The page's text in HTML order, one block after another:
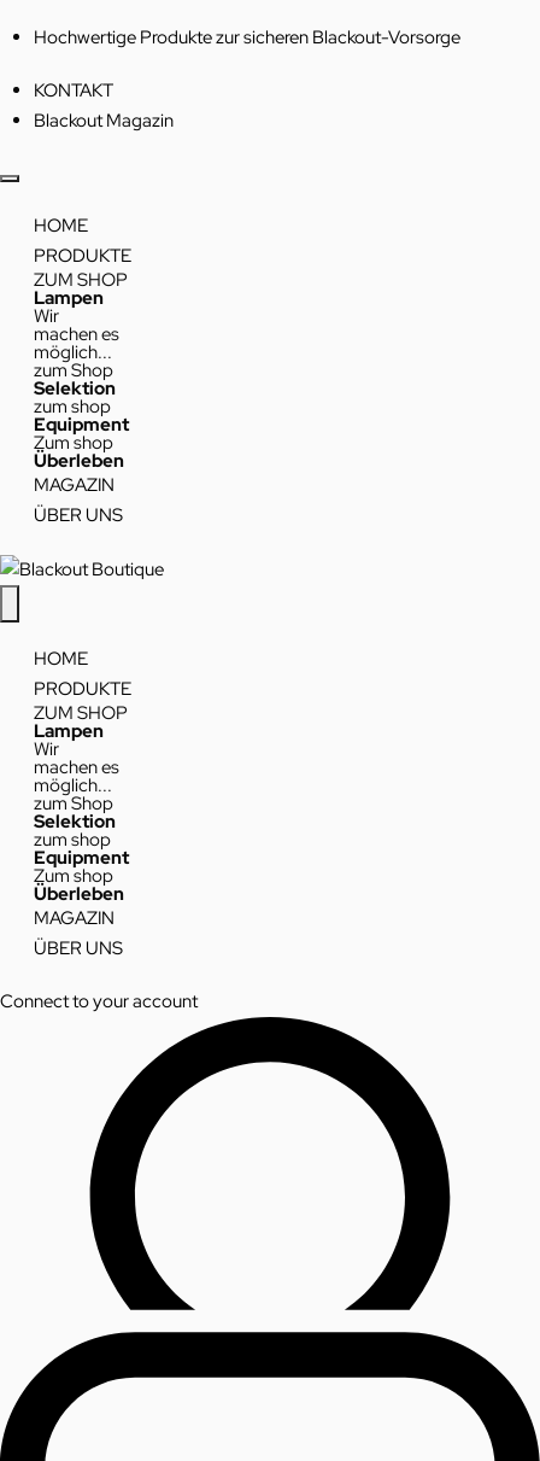
Hochwertige Produkte zur sicheren Blackout-Vorsorge
KONTAKT
Blackout Magazin
HOME
PRODUKTE
ZUM SHOP
Lampen
Wir
machen es
möglich...
zum Shop
Selektion
zum shop
Equipment
Zum shop
Überleben
MAGAZIN
ÜBER UNS
HOME
PRODUKTE
ZUM SHOP
Lampen
Wir
machen es
möglich...
zum Shop
Selektion
zum shop
Equipment
Zum shop
Überleben
MAGAZIN
ÜBER UNS
Connect to your account